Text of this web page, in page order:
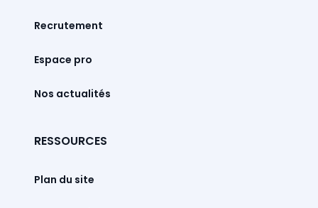
Recrutement
Espace pro
Nos actualités
RESSOURCES
Plan du site